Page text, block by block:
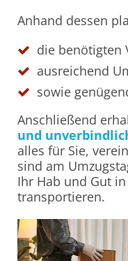
Anhand dessen
die benötigten
ausreichend
sowie
Anschließend
und
alles für Sie,
sind am
Ihr Hab und Gut
transportieren.